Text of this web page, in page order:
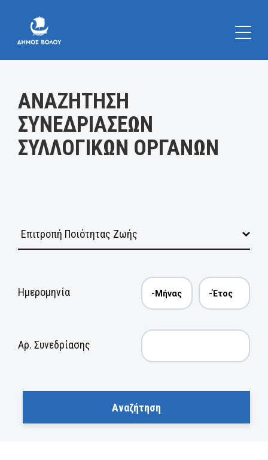
ΑΝΑΖΗΤΗΣΗ
ΣΥΝΕΔΡΙΑΣΕΩΝ
ΣΥΛΛΟΓΙΚΩΝ ΟΡΓΑΝΩΝ
Ημερομηνία
Αρ. Συνεδρίασης